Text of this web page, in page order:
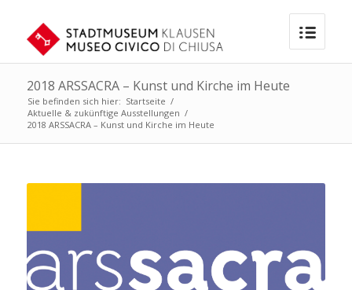
2018 ARSSACRA – Kunst und Kirche im Heute
Sie befinden sich hier: Startseite /
Aktuelle & zukünftige Ausstellungen /
2018 ARSSACRA – Kunst und Kirche im Heute